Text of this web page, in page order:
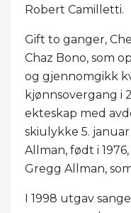
Robert Camilletti.
Gift to ganger,
Chaz Bono, som
og gjennomgikk
kjønnsovergang i
ekteskap med
skiulykke 5.
Allman, født i
Gregg Allman,
I 1998 utgav